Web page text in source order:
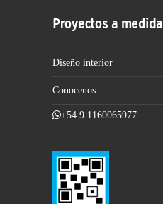
Proyectos a medida
Diseño interior
Conocenos
+54 9 1160065977